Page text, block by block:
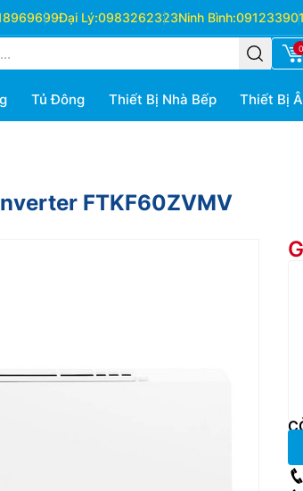
Đại Lý:0983262323Ninh Bình:
0
Tủ Đông Thiết Bị Nhà Bếp Thiết Bị
FTKF60ZVMV